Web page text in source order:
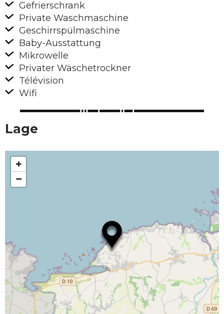
Gefrierschrank
Private Waschmaschine
Geschirrspülmaschine
Baby-Ausstattung
Mikrowelle
Privater Wäschetrockner
Télévision
Wifi
Lage
+
−